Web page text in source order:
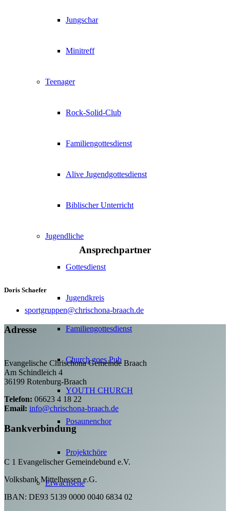
Jungschar
Minitreff
Teenager
Rock-Solid-Club
Familiengottesdienst
Alive Jugendgottesdienst
Biblischer Unterricht
Jugendliche
Gottesdienst
Jugendkreis
Familiengottesdienst
Church goes Pub
YOUTH CHURCH
Posaunenchor
Projektchöre
Erwachsene
Ansprechpartner
Doris Schaefer
sportgruppen@chrischona-braach.de
Adresse
Evangelische Chrischona Gemeinde Braach
Am Schindleich 4
36199 Rotenburg-Braach
Telefon: 06623 4 18 22
Email: info@chrischona-braach.de
Bankverbindung
C 1 Evangelischer Gemeindebund e.V.
Volksbank Mittelhessen e.G.
IBAN: DE93 5139 0000 0040 6834 02